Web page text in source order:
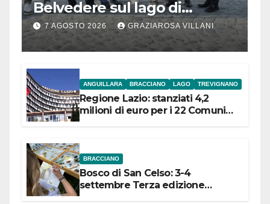
Belvedere sul lago di
Bracciano: ieri
l’inaugurazione
7 AGOSTO 2026 GRAZIAROSA VILLANI
ANGUILLARA BRACCIANO LAGO TREVIGNANO
Regione Lazio: stanziati 4,2
milioni di euro per i 22 Comuni
BRACCIANO
Bosco di San Celso: 3-4
settembre Terza edizione